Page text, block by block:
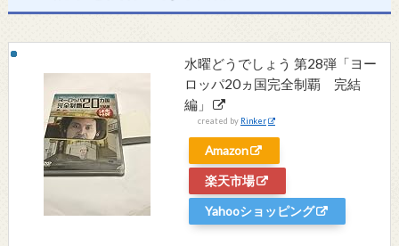
水曜どうでしょう 第28弾「ヨー
ロッパ20ヵ国完全制覇 完結
編」
created by Rinker
Amazon
楽天市場
Yahooショッピング